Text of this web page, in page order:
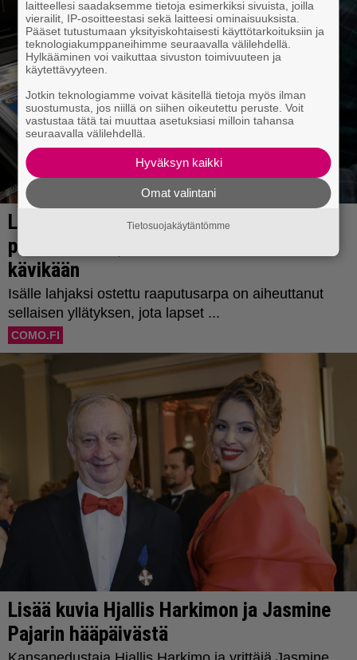
laitteellesi saadaksemme tietoja esimerkiksi sivuista, joilla
vierailit, IP-osoitteestasi sekä laitteesi ominaisuuksista.
Pääset tutustumaan yksityiskohtaisesti käyttötarkoituksiin ja
teknologiakumppaneihimme seuraavalla välilehdellä.
Hylkääminen voi vaikuttaa sivuston toimivuuteen ja
käytettävyyteen.
Jotkin teknologiamme voivat käsitellä tietoja myös ilman
suostumusta, jos niillä on siihen oikeutettu peruste. Voit
vastustaa tätä tai muuttaa asetuksiasi milloin tahansa
seuraavalla välilehdellä.
Hyväksyn kaikki
Omat valintani
Tietosuojakäytäntömme